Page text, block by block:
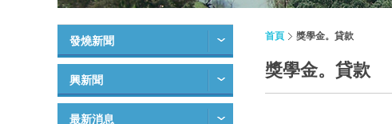
發燒新聞
興新聞
最新消息
首頁 獎學金。貸款
獎學金。貸款